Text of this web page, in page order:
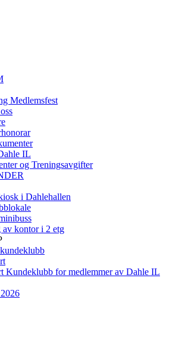
Medlemsfest
IL
og Treningsavgifter
i Dahlehallen
kontor i 2 etg
Kundeklubb for medlemmer av Dahle IL